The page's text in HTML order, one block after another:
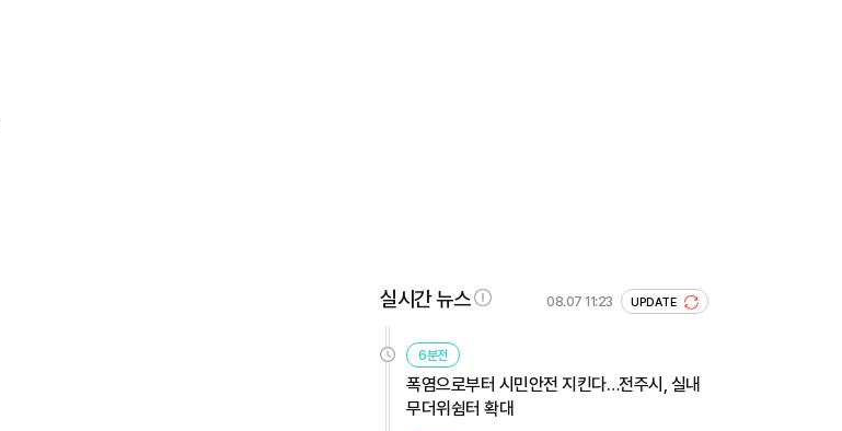
실시간 뉴스 08.07 11:23 UPDATE
6분전
폭염으로부터 시민안전 지킨다…전주시, 실내
무더위쉼터 확대